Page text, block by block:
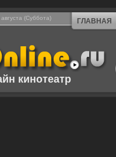
(Суббота) ГЛАВНАЯ
кинотеатр